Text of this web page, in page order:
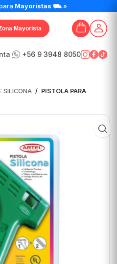
Mayoristas ⛟ »
Mayorista
+56 9 3948 8050
SILICONA / PISTOLA PARA